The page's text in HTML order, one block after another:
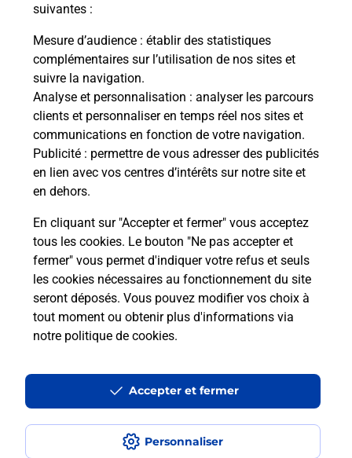
suivantes :
Mesure d’audience : établir des statistiques
complémentaires sur l’utilisation de nos sites et
suivre la navigation.
Analyse et personnalisation : analyser les parcours
clients et personnaliser en temps réel nos sites et
communications en fonction de votre navigation.
Publicité : permettre de vous adresser des publicités
en lien avec vos centres d’intérêts sur notre site et
en dehors.
En cliquant sur "Accepter et fermer" vous acceptez
tous les cookies. Le bouton "Ne pas accepter et
fermer" vous permet d'indiquer votre refus et seuls
les cookies nécessaires au fonctionnement du site
seront déposés. Vous pouvez modifier vos choix à
tout moment ou obtenir plus d'informations via
notre politique de cookies.
Personnaliser
Accepter et fermer
Comment fonctionne la
téléassistance classique ?
Comment est installée la
téléassistance classique ?
Localiser Liste
Liste - téléassistance
Haute-Corse - téléassistance
Piedicorte Di Gaggio - téléassistance
Accessibilité : partiellement conforme
Conditions contractuelles